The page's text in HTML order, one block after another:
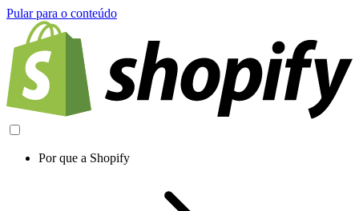
Pular para o conteúdo
Por que a Shopify